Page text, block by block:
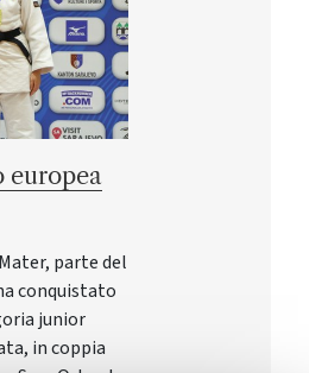
europea
parte del
conquistato
junior
in coppia